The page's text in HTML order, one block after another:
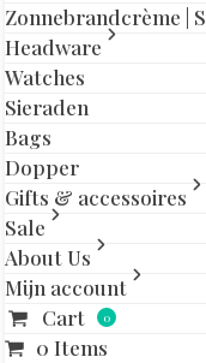
Zonnebrandcrème |
Headware
Watches
Sieraden
Bags
Dopper
Gifts & accessoires
Sale
About Us
Mijn account
Cart
0
0 Items
slide
slide
Aanvullende
Maat